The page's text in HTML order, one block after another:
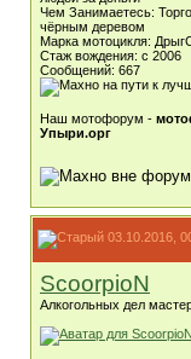
Чем Занимаетесь:
чёрным деревом
Марка мотоцикля:
Стаж вождения: с 2006
Сообщений: 667
Наш мотофорум -
Упыри.орг
03.10.2016,
ScoorpioN
Алкогольных дел